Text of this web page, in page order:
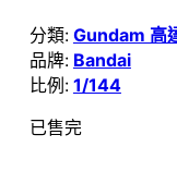
分類: Gundam 高
品牌: Bandai
比例: 1/144
已售完